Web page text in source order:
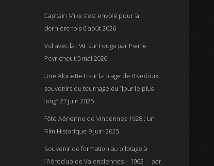
Cap’tain Mike s’est envolé pour la
dernière fois 6 août 2026
Vol avec la PAF sur Fouga par Pierre
Peyrichout 5 mai 2026
Une Alouette II sur la plage de Rivedoux :
souvenirs du tournage du “Jour le plus
long”27 juin 2025
Fête Aérienne de Vincennes 1928 : Un
Film Historique 9 juin 2025
Souvenir de formation au pilotage à
l’Aéroclub de Valenciennes – 1963 – par